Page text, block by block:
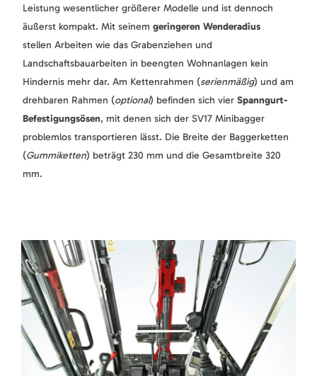
Leistung wesentlicher größerer Modelle und ist dennoch
äußerst kompakt. Mit seinem geringeren Wenderadius
stellen Arbeiten wie das Grabenziehen und
Landschaftsbauarbeiten in beengten Wohnanlagen kein
Hindernis mehr dar. Am Kettenrahmen (serienmäßig) und am
drehbaren Rahmen (optional) befinden sich vier Spanngurt-
Befestigungsösen, mit denen sich der SV17 Minibagger
problemlos transportieren lässt. Die Breite der Baggerketten
(Gummiketten) beträgt 230 mm und die Gesamtbreite 320
mm.